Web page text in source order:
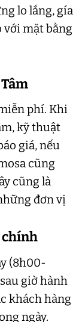
lo lắng, gía
với mặt bằng
phí. Khi
kỹ thuật
giá, nếu
cũng
cũng là
đơn vị
chính
(8h00-
giờ hành
khách hàng
ngày.